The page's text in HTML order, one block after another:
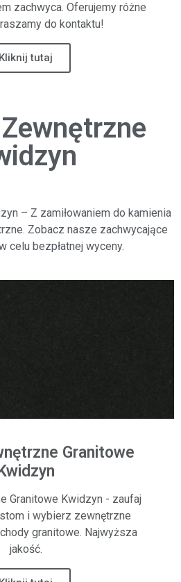
zachwyca. Oferujemy różne
do kontaktu!
Kliknij tutaj
– Z zamiłowaniem do kamienia
Zobacz nasze zachwycające
celu bezpłatnej wyceny.
Granitowe
Granitowe Kwidzyn - zaufaj
i wybierz zewnętrzne
granitowe. Najwyższa
jakość.